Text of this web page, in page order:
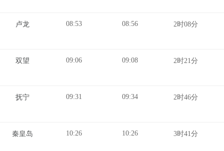
卢龙 08:53 08:56 2时08分
双望 09:06 09:08 2时21分
抚宁 09:31 09:34 2时46分
秦皇岛 10:26 10:26 3时41分